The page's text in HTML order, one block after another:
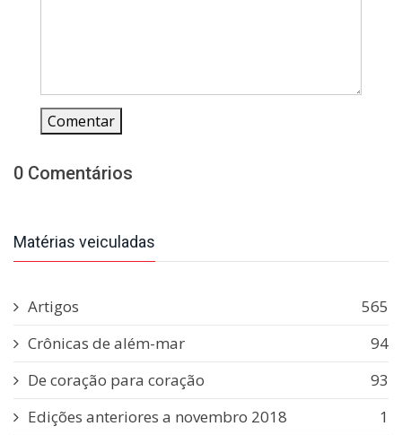
Comentar
0 Comentários
Matérias veiculadas
Artigos
565
Crônicas de além-mar
94
De coração para coração
93
Edições anteriores a novembro 2018
1